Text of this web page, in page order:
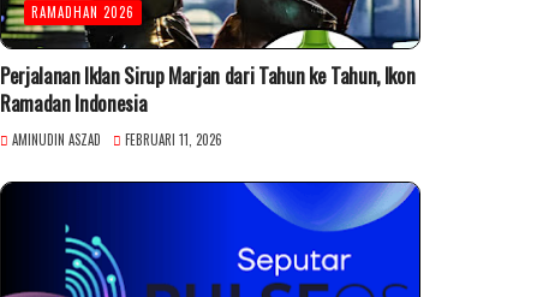
RAMADHAN 2026
Perjalanan Iklan Sirup Marjan dari Tahun ke Tahun, Ikon
Ramadan Indonesia
AMINUDIN ASZAD FEBRUARI 11, 2026